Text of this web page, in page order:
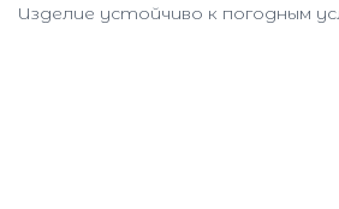
Изделие устойчиво к погодным